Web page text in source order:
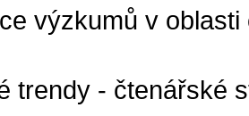
výzkumů v
trendy - čtenářské